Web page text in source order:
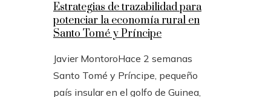
Estrategias de trazabilidad para
potenciar la economía rural en
Santo Tomé y Príncipe
Javier MontoroHace 2 semanas
Santo Tomé y Príncipe, pequeño
país insular en el golfo de Guinea,